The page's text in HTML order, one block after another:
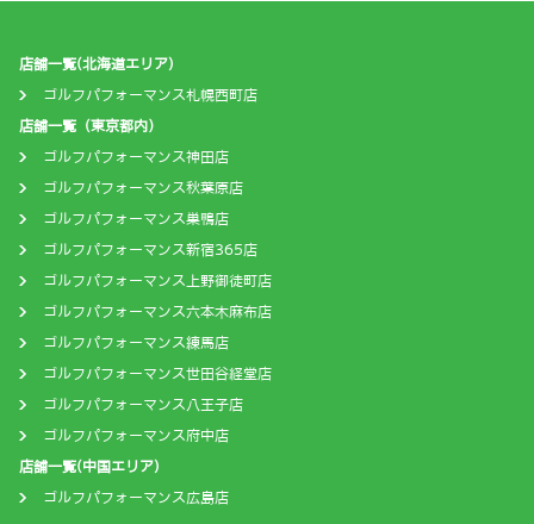
店舗一覧(北海道エリア)
ゴルフパフォーマンス札幌西町店
店舗一覧（東京都内）
ゴルフパフォーマンス神田店
ゴルフパフォーマンス秋葉原店
ゴルフパフォーマンス巣鴨店
ゴルフパフォーマンス新宿365店
ゴルフパフォーマンス上野御徒町店
ゴルフパフォーマンス六本木麻布店
ゴルフパフォーマンス練馬店
ゴルフパフォーマンス世田谷経堂店
ゴルフパフォーマンス八王子店
ゴルフパフォーマンス府中店
店舗一覧(中国エリア)
ゴルフパフォーマンス広島店